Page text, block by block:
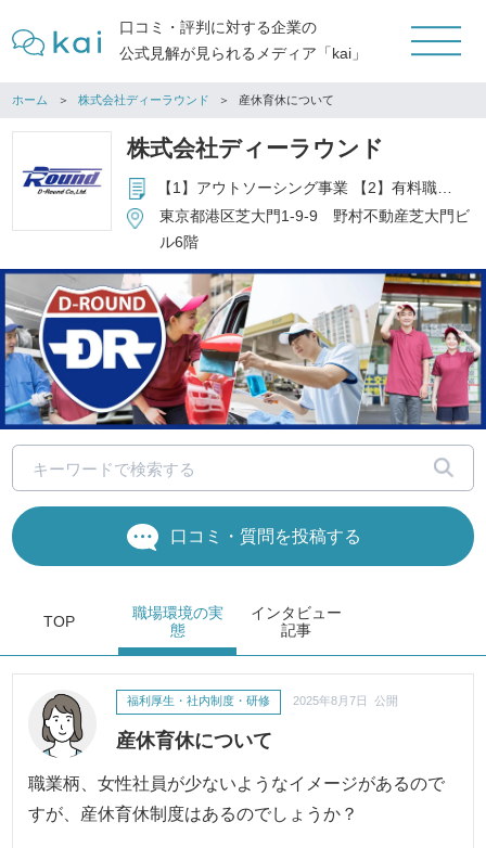
口コミ・評判に対する企業の
公式見解が見られるメディア「kai」
ホーム 株式会社ディーラウンド 産休育休について
株式会社ディーラウンド
【1】アウトソーシング事業 【2】有料職業紹介事業 13-ﾕ-305859 【3】一般労働者派遣事業許可番号 派13-305618 【4】求人サイトの運営
東京都港区芝大門1-9-9 野村不動産芝大門ビ
ル6階
口コミ・質問を投稿する
TOP
職場環境の実
態
インタビュー
記事
産休育休について
福利厚生・社内制度・研修 2025年8月7日 公開
職業柄、女性社員が少ないようなイメージがあるので
すが、産休育休制度はあるのでしょうか？